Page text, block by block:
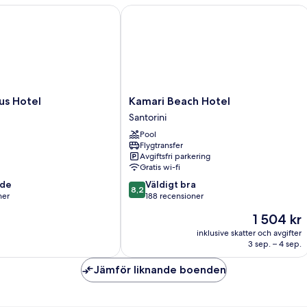
Hotel
Kamari
Beach
Hotel
Santorini
Kamari Beach Hotel
Santorini
Pool
Flygtransfer
Avgiftsfri parkering
Gratis wi-fi
8.2
av
8,2 Väldigt bra
188 recensioner
Priset
är
1 504 kr
1 504 kr
inklusive skatter och avgifter
3 sep. – 4 sep.
Kamari Beach Hotel
Jämför liknande boenden